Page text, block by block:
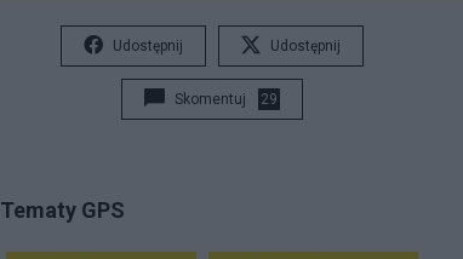
Udostępnij Udostępnij
Skomentuj 29
Tematy GPS